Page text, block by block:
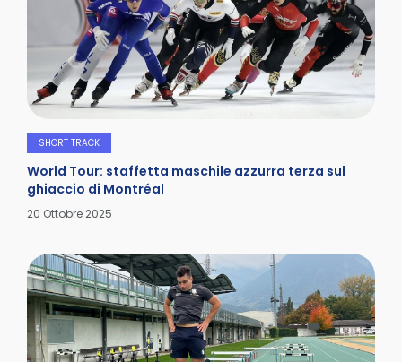
SHORT TRACK
World Tour: staffetta maschile azzurra terza sul
ghiaccio di Montréal
Dettagli
20 Ottobre 2025